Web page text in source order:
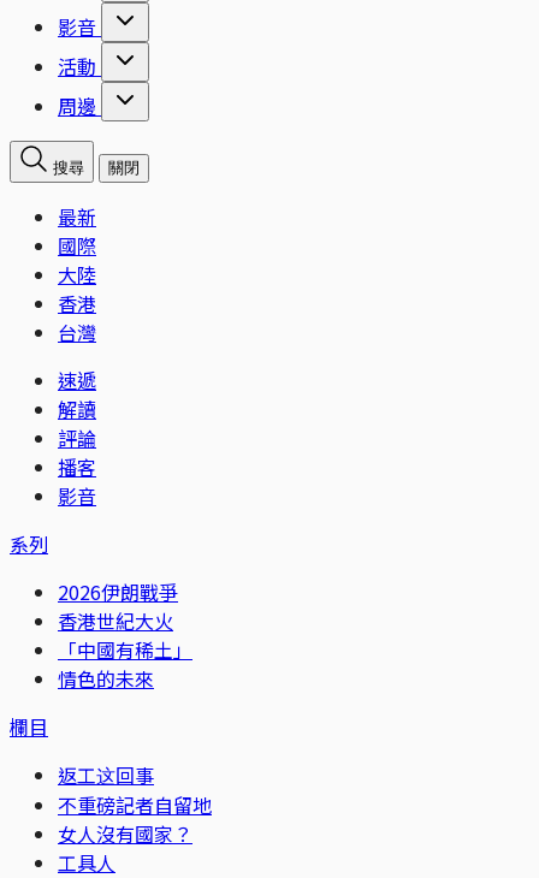
影音
活動
周邊
搜尋 關閉
最新
國際
大陸
香港
台灣
速遞
解讀
評論
播客
影音
系列
2026伊朗戰爭
香港世紀大火
「中國有稀土」
情色的未來
欄目
返工这回事
不重磅記者自留地
女人沒有國家？
工具人